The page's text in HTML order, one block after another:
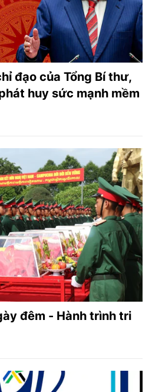
đạo của Tổng Bí thư,
huy sức mạnh mềm
đêm - Hành trình tri